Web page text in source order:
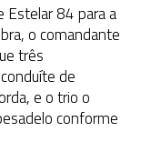
Estelar 84 para a
o comandante
três
de
e o trio o
conforme